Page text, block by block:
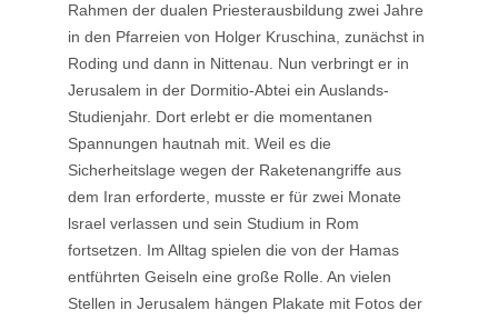
Rahmen der dualen Priesterausbildung zwei Jahre
in den Pfarreien von Holger Kruschina, zunächst in
Roding und dann in Nittenau. Nun verbringt er in
Jerusalem in der Dormitio-Abtei ein Auslands-
Studienjahr. Dort erlebt er die momentanen
Spannungen hautnah mit. Weil es die
Sicherheitslage wegen der Raketenangriffe aus
dem Iran erforderte, musste er für zwei Monate
lsrael verlassen und sein Studium in Rom
fortsetzen. Im Alltag spielen die von der Hamas
entführten Geiseln eine große Rolle. An vielen
Stellen in Jerusalem hängen Plakate mit Fotos der